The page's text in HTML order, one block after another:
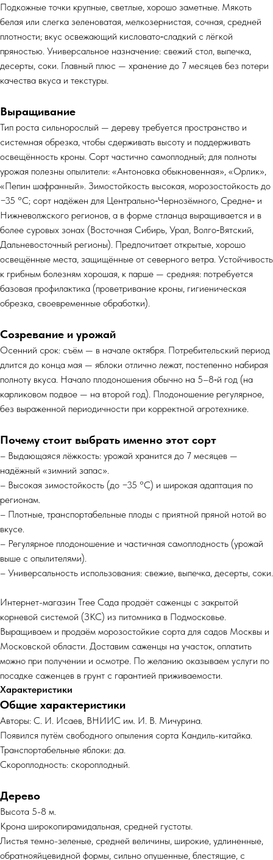
Подкожные точки крупные, светлые, хорошо заметные. Мякоть
белая или слегка зеленоватая, мелкозернистая, сочная, средней
плотности; вкус освежающий кисловато‑сладкий с лёгкой
пряностью. Универсальное назначение: свежий стол, выпечка,
десерты, соки. Главный плюс — хранение до 7 месяцев без потери
качества вкуса и текстуры.
Выращивание
Тип роста сильнорослый — дереву требуется пространство и
системная обрезка, чтобы сдерживать высоту и поддерживать
освещённость кроны. Сорт частично самоплодный; для полноты
урожая полезны опылители: «Антоновка обыкновенная», «Орлик»,
«Пепин шафранный». Зимостойкость высокая, морозостойкость до
−35 °C; сорт надёжен для Центрально‑Чернозёмного, Средне‑ и
Нижневолжского регионов, а в форме стланца выращивается и в
более суровых зонах (Восточная Сибирь, Урал, Волго‑Вятский,
Дальневосточный регионы). Предпочитает открытые, хорошо
освещённые места, защищённые от северного ветра. Устойчивость
к грибным болезням хорошая, к парше — средняя: потребуется
базовая профилактика (проветривание кроны, гигиеническая
обрезка, своевременные обработки).
Созревание и урожай
Осенний срок: съём — в начале октября. Потребительский период
длится до конца мая — яблоки отлично лежат, постепенно набирая
полноту вкуса. Начало плодоношения обычно на 5–8‑й год (на
карликовом подвое — на второй год). Плодоношение регулярное,
без выраженной периодичности при корректной агротехнике.
Почему стоит выбрать именно этот сорт
– Выдающаяся лёжкость: урожай хранится до 7 месяцев —
надёжный «зимний запас».
– Высокая зимостойкость (до −35 °C) и широкая адаптация по
регионам.
– Плотные, транспортабельные плоды с приятной пряной нотой во
вкусе.
– Регулярное плодоношение и частичная самоплодность (урожай
выше с опылителями).
– Универсальность использования: свежие, выпечка, десерты, соки.
Интернет-магазин Tree Сада продаёт саженцы с закрытой
корневой системой (ЗКС) из питомника в Подмосковье.
Выращиваем и продаём морозостойкие сорта для садов Москвы и
Московской области. Доставим саженцы на участок, оплатить
можно при получении и осмотре. По желанию оказываем услуги по
посадке саженцев в грунт с гарантией приживаемости.
Характеристики
Общие характеристики
Авторы: С. И. Исаев, ВНИИС им. И. В. Мичурина.
Появился путём свободного опыления сорта Кандиль-китайка.
Транспортабельные яблоки: да.
Скороплодность: скороплодный.
Дерево
Высота 5-8 м.
Крона широкопирамидальная, средней густоты.
Листья темно-зеленые, средней величины, широкие, удлиненные,
обратнояйцевидной формы, сильно опушенные, блестящие, с